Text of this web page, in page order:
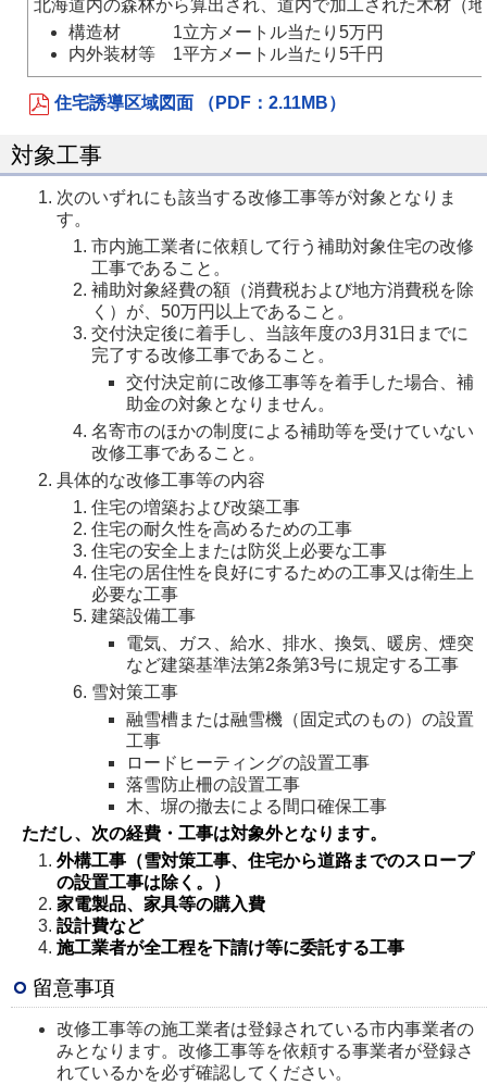
北海道内の森林から算出され、道内で加工された木材（
構造材 1立方メートル当たり5万円
内外装材等 1平方メートル当たり5千円
住宅誘導区域図面 （PDF：2.11MB）
対象工事
次のいずれにも該当する改修工事等が対象となりま
す。
市内施工業者に依頼して行う補助対象住宅の改修
工事であること。
補助対象経費の額（消費税および地方消費税を除
く）が、50万円以上であること。
交付決定後に着手し、当該年度の3月31日までに
完了する改修工事であること。
交付決定前に改修工事等を着手した場合、補
助金の対象となりません。
名寄市のほかの制度による補助等を受けていない
改修工事であること。
具体的な改修工事等の内容
住宅の増築および改築工事
住宅の耐久性を高めるための工事
住宅の安全上または防災上必要な工事
住宅の居住性を良好にするための工事又は衛生上
必要な工事
建築設備工事
電気、ガス、給水、排水、換気、暖房、煙突
など建築基準法第2条第3号に規定する工事
雪対策工事
融雪槽または融雪機（固定式のもの）の設置
工事
ロードヒーティングの設置工事
落雪防止柵の設置工事
木、塀の撤去による間口確保工事
ただし、次の経費・工事は対象外となります。
外構工事（雪対策工事、住宅から道路までのスロープ
の設置工事は除く。）
家電製品、家具等の購入費
設計費など
施工業者が全工程を下請け等に委託する工事
留意事項
改修工事等の施工業者は登録されている市内事業者の
みとなります。改修工事等を依頼する事業者が登録さ
れているかを必ず確認してください。